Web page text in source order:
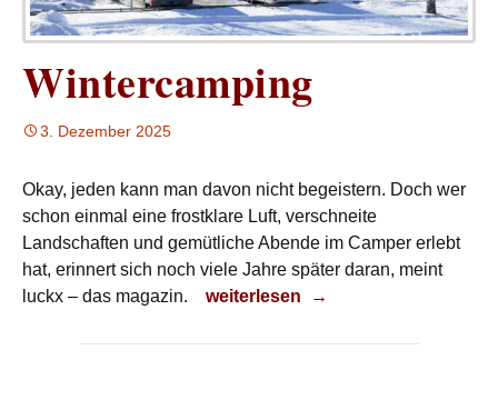
Wintercamping
3. Dezember 2025
Okay, jeden kann man davon nicht begeistern. Doch wer
schon einmal eine frostklare Luft, verschneite
Landschaften und gemütliche Abende im Camper erlebt
hat, erinnert sich noch viele Jahre später daran, meint
luckx – das magazin.
Wintercamping
weiterlesen →